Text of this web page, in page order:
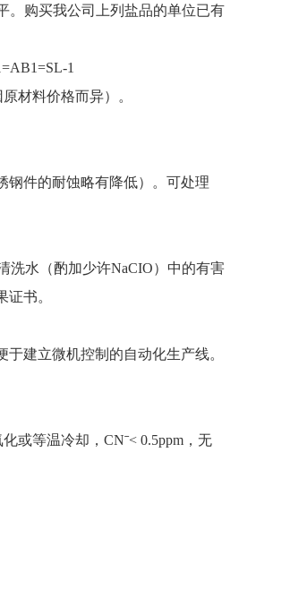
。购买我公司上列盐品的单位已有
1
材料价格而异）。
件的耐蚀略有降低）。可处理
水（酌加少许NaCIO）中的有害
书。
建立微机控制的自动化生产线。
或等温冷却，CNˉ< 0.5ppm，无